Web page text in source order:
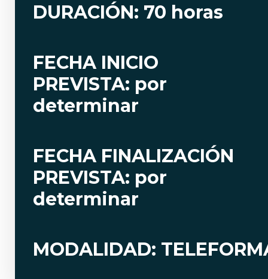
DURACIÓN: 70 horas
FECHA INICIO
PREVISTA: por
determinar
FECHA FINALIZACIÓN
PREVISTA: por
determinar
MODALIDAD: